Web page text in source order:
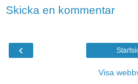
Skicka en kommentar
‹
Visa